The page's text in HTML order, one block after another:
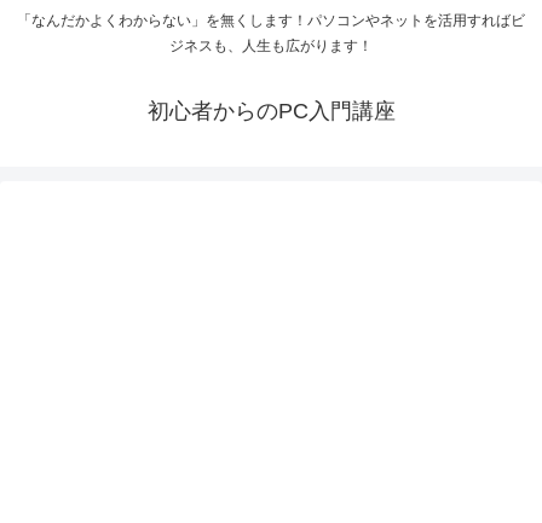
「なんだかよくわからない」を無くします！パソコンやネットを活用すればビ
ジネスも、人生も広がります！
初心者からのPC入門講座